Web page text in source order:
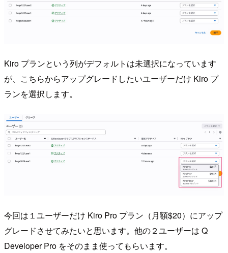
Kiro プランという列がデフォルトは未選択になっています
が、こちらからアップグレードしたいユーザーだけ Kiro プ
ランを選択します。
今回は１ユーザーだけ Kiro Pro プラン（月額$20）にアップ
グレードさせてみたいと思います。他の２ユーザーは Q
Developer Pro をそのまま使ってもらいます。